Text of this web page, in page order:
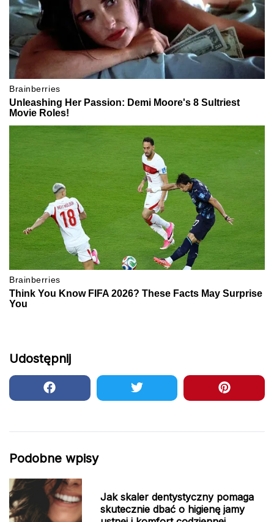
Udostępnij
Podobne wpisy
Jak skaler dentystyczny pomaga
skutecznie dbać o higienę jamy